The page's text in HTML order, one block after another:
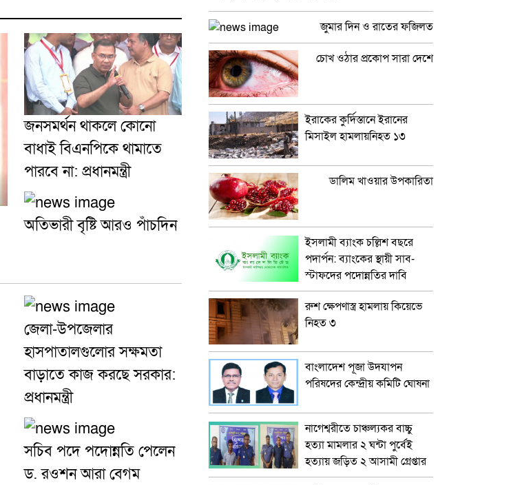
জনসমর্থন থাকলে কোনো
বাধাই বিএনপিকে থামাতে
পারবে না: প্রধানমন্ত্রী
অতিভারী বৃষ্টি আরও পাঁচদিন
জেলা-উপজেলার
হাসপাতালগুলোর সক্ষমতা
বাড়াতে কাজ করছে সরকার:
প্রধানমন্ত্রী
সচিব পদে পদোন্নতি পেলেন
ড. রওশন আরা বেগম
জুমার দিন ও রাতের ফজিলত
চোখ ওঠার প্রকোপ সারা দেশে
ইরাকের কুর্দিস্তানে ইরানের
মিসাইল হামলায়নিহত ১৩
ডালিম খাওয়ার উপকারিতা
ইসলামী ব্যাংক চল্লিশ বছরে
পদার্পন: ব্যাংকের স্থায়ী সাব-
স্টাফদের পদোন্নতির দাবি
রুশ ক্ষেপণাস্ত্র হামলায় কিয়েভে
নিহত ৩
বাংলাদেশ পূজা উদযাপন
পরিষদের কেন্দ্রীয় কমিটি ঘোষনা
নাগেশ্বরীতে চাঞ্চল্যকর বাচ্চু
হত্যা মামলার ২ ঘন্টা পুর্বেই
হত্যায় জড়িত ২ আসামী গ্রেপ্তার